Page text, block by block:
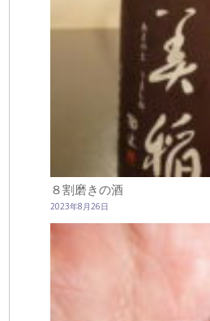
８割磨きの酒
2023年8月26日